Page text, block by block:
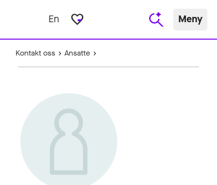
En favorite_border Meny
Kontakt oss Ansatte